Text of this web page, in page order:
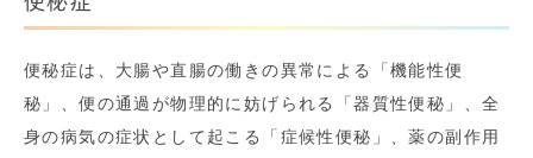
便秘症は、大腸や直腸の働きの異常による「機能性便
秘」、便の通過が物理的に妨げられる「器質性便秘」、全
身の病気の症状として起こる「症候性便秘」、薬の副作用